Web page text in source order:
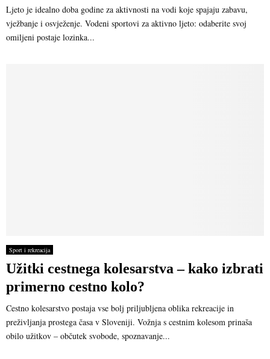
Ljeto je idealno doba godine za aktivnosti na vodi koje spajaju zabavu,
vježbanje i osvježenje. Vodeni sportovi za aktivno ljeto: odaberite svoj
omiljeni postaje lozinka...
Sport i rekreacija
Užitki cestnega kolesarstva – kako izbrati
primerno cestno kolo?
Cestno kolesarstvo postaja vse bolj priljubljena oblika rekreacije in
preživljanja prostega časa v Sloveniji. Vožnja s cestnim kolesom prinaša
obilo užitkov – občutek svobode, spoznavanje...